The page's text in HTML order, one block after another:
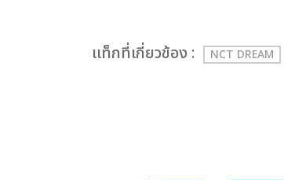
เเท็กที่เกี่ยวข้อง : NCT DREAM